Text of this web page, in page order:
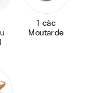
1 càc
Moutarde